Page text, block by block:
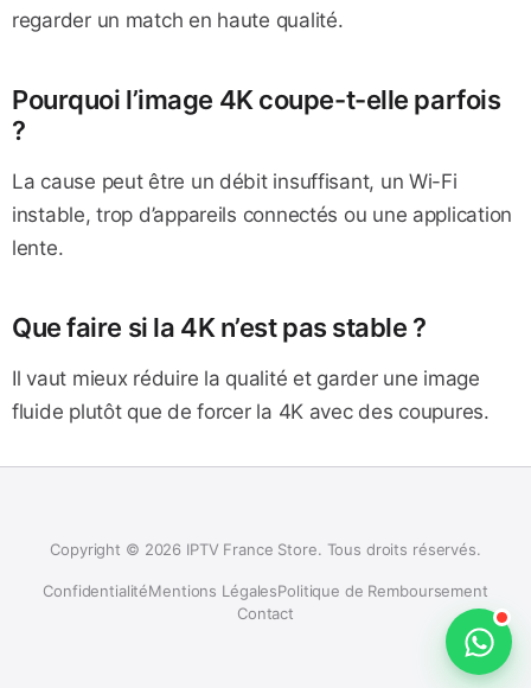
regarder un match en haute qualité.
Pourquoi l’image 4K coupe-t-elle parfois
?
La cause peut être un débit insuffisant, un Wi-Fi
instable, trop d’appareils connectés ou une application
lente.
Que faire si la 4K n’est pas stable ?
Il vaut mieux réduire la qualité et garder une image
fluide plutôt que de forcer la 4K avec des coupures.
Copyright © 2026 IPTV France Store. Tous droits réservés.
ConfidentialitéMentions LégalesPolitique de Remboursement
Contact